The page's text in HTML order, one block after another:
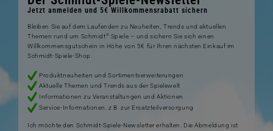
Jetzt anmelden und 5€ Willkommensrabatt sichern
Bleiben Sie auf dem Laufenden zu Neuheiten, Trends und aktuellen
Themen rund um Schmidt® Spiele – und sichern Sie sich einen
Willkommensgutschein in Höhe von 5€ für Ihren nächsten Einkauf im
Schmidt-Spiele-Shop.
Produktneuheiten und Sortimentserweiterungen
Aktuelle Themen und Trends aus der Spielewelt
Informationen zu Veranstaltungen und Aktionen
Service-Informationen, z.B. zur Ersatzteilversorgung
Ich möchte den Schmidt-Spiele-Newsletter erhalten. Die Abmeldung ist